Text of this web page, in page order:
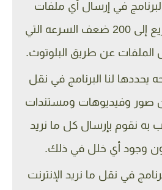
في إرسال أي ملفات
نريدها بشكل سريع إلى 200 ضعف السرعه التي
الملفات عن طريق البلوتوث.
يحددها لنا البرنامج في نقل
صور وفيديوهات ومستندات
به نقوم بإرسال كل ما نريد
وجود أي خلل في ذلك.
في نقل ما نريد الإنترنت